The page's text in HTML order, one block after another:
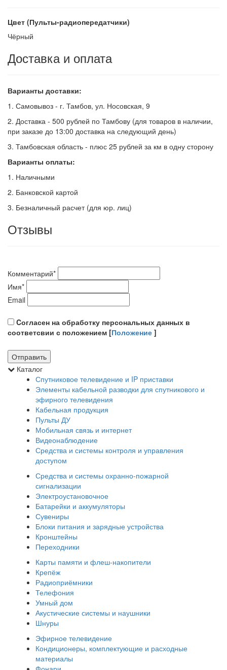
Цвет (Пульты-радиопередатчики)
Чёрный
Доставка и оплата
Варианты доставки:
1. Самовывоз - г. Тамбов, ул. Носовская, 9
2. Доставка - 500 рублей по Тамбову (для товаров в наличии,
при заказе до 13:00 доставка на следующий день)
3. Тамбовская область - плюс 25 рублей за км в одну сторону
Варианты оплаты:
1. Наличными
2. Банковской картой
3. Безналичный расчет (для юр. лиц)
Отзывы
Комментарий*
Имя*
Email
Cогласен на обработку персональных данных в
соответсвии с положением [Положение ]
Каталог
Спутниковое телевидение и IP приставки
Элементы кабельной разводки для спутникового и
эфирного телевидения
Кабельная продукция
Пульты ДУ
Мобильная связь и интернет
Видеонаблюдение
Средства и системы контроля и управления
доступом
Средства и системы охранно-пожарной
сигнализации
Электроустановочное
Батарейки и аккумуляторы
Сувениры
Блоки питания и зарядные устройства
Кронштейны
Переходники
Карты памяти и флеш-накопители
Крепёж
Радиоприёмники
Телефония
Умный дом
Акустические системы и наушники
Шнуры
Эфирное телевидение
Кондиционеры, комплектующие и расходные
материалы